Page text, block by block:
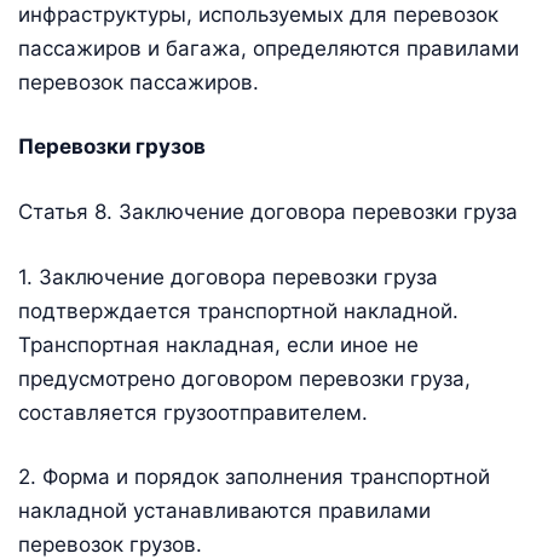
инфраструктуры, используемых для перевозок
пассажиров и багажа, определяются правилами
перевозок пассажиров.
Перевозки грузов
Статья 8. Заключение договора перевозки груза
1. Заключение договора перевозки груза
подтверждается транспортной накладной.
Транспортная накладная, если иное не
предусмотрено договором перевозки груза,
составляется грузоотправителем.
2. Форма и порядок заполнения транспортной
накладной устанавливаются правилами
перевозок грузов.